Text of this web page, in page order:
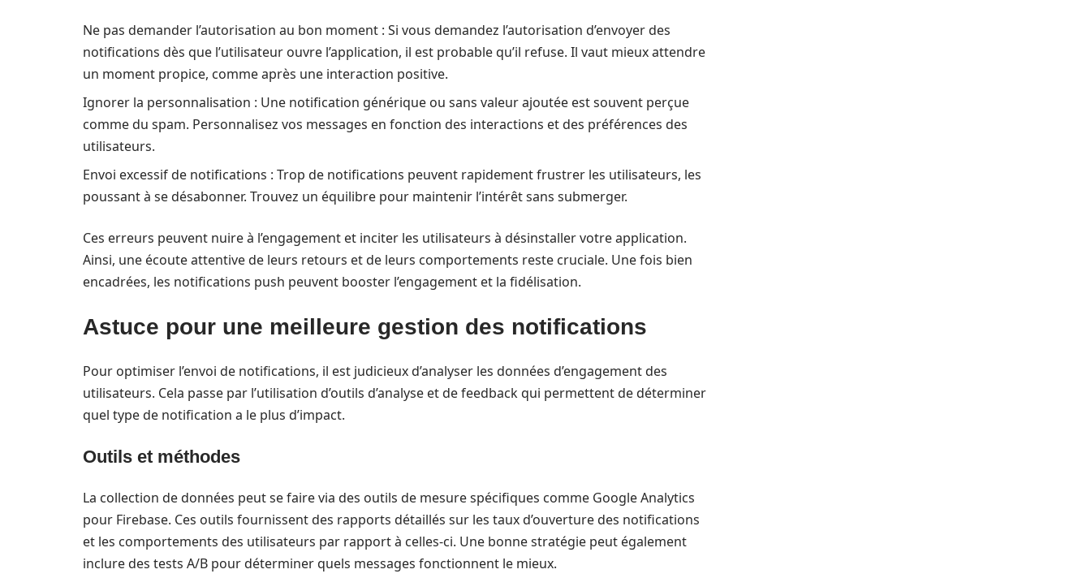
Ne pas demander l’autorisation au bon moment : Si vous demandez l’autorisation d’envoyer des
notifications dès que l’utilisateur ouvre l’application, il est probable qu’il refuse. Il vaut mieux attendre
un moment propice, comme après une interaction positive.
Ignorer la personnalisation : Une notification générique ou sans valeur ajoutée est souvent perçue
comme du spam. Personnalisez vos messages en fonction des interactions et des préférences des
utilisateurs.
Envoi excessif de notifications : Trop de notifications peuvent rapidement frustrer les utilisateurs, les
poussant à se désabonner. Trouvez un équilibre pour maintenir l’intérêt sans submerger.
Ces erreurs peuvent nuire à l’engagement et inciter les utilisateurs à désinstaller votre application.
Ainsi, une écoute attentive de leurs retours et de leurs comportements reste cruciale. Une fois bien
encadrées, les notifications push peuvent booster l’engagement et la fidélisation.
Astuce pour une meilleure gestion des notifications
Pour optimiser l’envoi de notifications, il est judicieux d’analyser les données d’engagement des
utilisateurs. Cela passe par l’utilisation d’outils d’analyse et de feedback qui permettent de déterminer
quel type de notification a le plus d’impact.
Outils et méthodes
La collection de données peut se faire via des outils de mesure spécifiques comme Google Analytics
pour Firebase. Ces outils fournissent des rapports détaillés sur les taux d’ouverture des notifications
et les comportements des utilisateurs par rapport à celles-ci. Une bonne stratégie peut également
inclure des tests A/B pour déterminer quels messages fonctionnent le mieux.